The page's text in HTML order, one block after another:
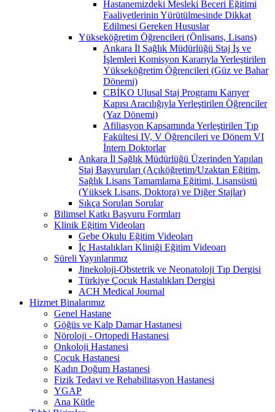
Hastanemizdeki Mesleki Beceri Eğitimi
Faaliyetlerinin Yürütülmesinde Dikkat
Edilmesi Gereken Hususlar
Yükseköğretim Öğrencileri (Önlisans, Lisans)
Ankara İl Sağlık Müdürlüğü Staj İş ve
İşlemleri Komisyon Kararıyla Yerleştirilen
Yükseköğretim Öğrencileri (Güz ve Bahar
Dönemi)
CBİKO Ulusal Staj Programı Karıyer
Kapısı Aracılığıyla Yerleştirilen Öğrenciler
(Yaz Dönemi)
Afiliasyon Kapsamında Yerleştirilen Tıp
Fakültesi IV, V Öğrencileri ve Dönem VI
İntern Doktorlar
Ankara İl Sağlık Müdürlüğü Üzerinden Yapılan
Staj Başvuruları (Açıköğretim/Uzaktan Eğitim,
Sağlık Lisans Tamamlama Eğitimi, Lisansüstü
(Yüksek Lisans, Doktora) ve Diğer Stajlar)
Sıkça Sorulan Sorular
Bilimsel Katkı Başvuru Formları
Klinik Eğitim Videoları
Gebe Okulu Eğitim Videoları
İç Hastalıkları Kliniği Eğitim Videoarı
Süreli Yayınlarımız
Jinekoloji-Obstetrik ve Neonatoloji Tıp Dergisi
Türkiye Çocuk Hastalıkları Dergisi
ACH Medical Journal
Hizmet Binalarımız
Genel Hastane
Göğüs ve Kalp Damar Hastanesi
Nöroloji - Ortopedi Hastanesi
Onkoloji Hastanesi
Çocuk Hastanesi
Kadın Doğum Hastanesi
Fizik Tedavi ve Rehabilitasyon Hastanesi
YGAP
Ana Kütle